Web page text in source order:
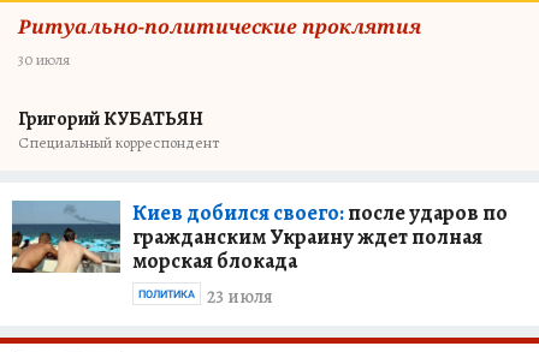
Ритуально-политические проклятия
30 июля
Григорий КУБАТЬЯН
Специальный корреспондент
Киев добился своего:после ударов по
гражданским Украину ждет полная
морская блокада
23 июля
ПОЛИТИКА